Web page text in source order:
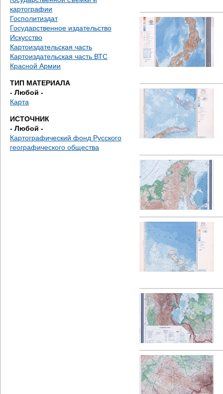
картографии
Госполитиздат
Государственное издательство
Искусство
Картоиздательская часть
Картоиздательская часть ВТС
Красной Армии
ТИП МАТЕРИАЛА
- Любой -
Карта
ИСТОЧНИК
- Любой -
Картографический фонд Русского
географического общества